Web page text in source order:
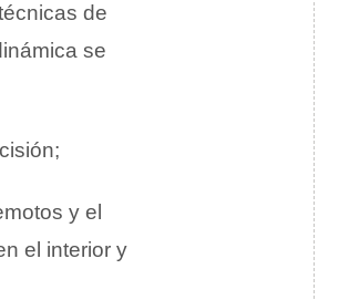
de
se
y el
el interior y